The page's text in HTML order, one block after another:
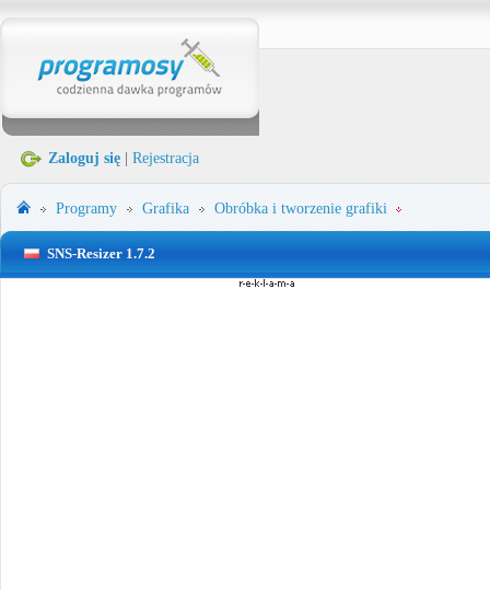
Zaloguj się Rejestracja
Programy Grafika Obróbka i tworzenie grafiki
SNS-Resizer 1.7.2